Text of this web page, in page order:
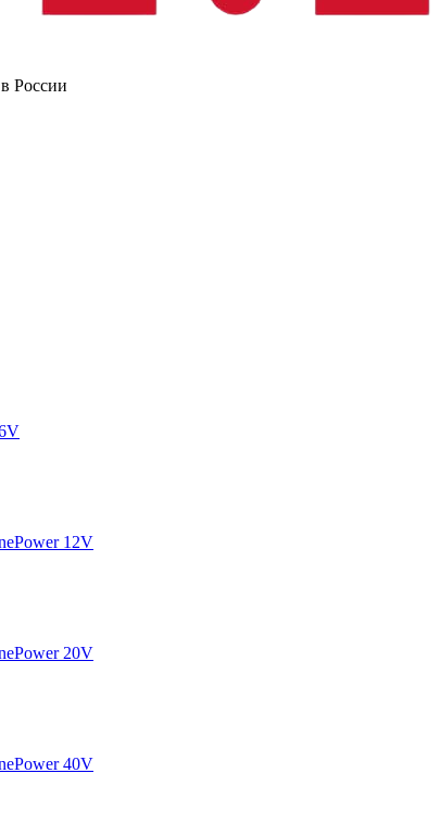
России
12V
20V
40V